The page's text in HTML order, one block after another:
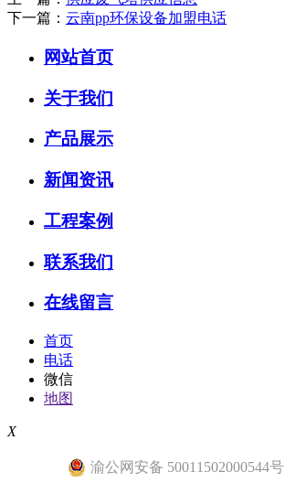
下一篇： 云南pp环保设备加盟电话
网站首页
关于我们
产品展示
新闻资讯
工程案例
联系我们
在线留言
首页
电话
微信
地图
X
渝公网安备 50011502000544号